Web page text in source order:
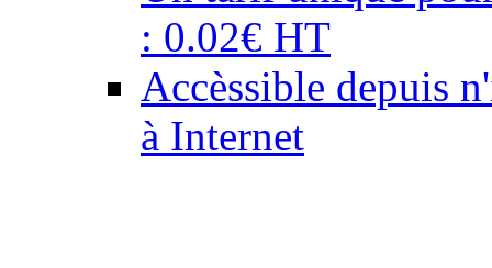
: 0.02€ HT
Accèssible depuis
à Internet